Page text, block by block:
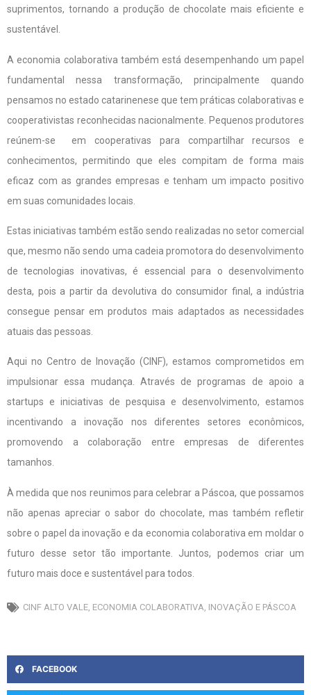
suprimentos, tornando a produção de chocolate mais eficiente e
sustentável.
A economia colaborativa também está desempenhando um papel
fundamental nessa transformação, principalmente quando
pensamos no estado catarinenese que tem práticas colaborativas e
cooperativistas reconhecidas nacionalmente. Pequenos produtores
reúnem-se em cooperativas para compartilhar recursos e
conhecimentos, permitindo que eles compitam de forma mais
eficaz com as grandes empresas e tenham um impacto positivo
em suas comunidades locais.
Estas iniciativas também estão sendo realizadas no setor comercial
que, mesmo não sendo uma cadeia promotora do desenvolvimento
de tecnologias inovativas, é essencial para o desenvolvimento
desta, pois a partir da devolutiva do consumidor final, a indústria
consegue pensar em produtos mais adaptados as necessidades
atuais das pessoas.
Aqui no Centro de Inovação (CINF), estamos comprometidos em
impulsionar essa mudança. Através de programas de apoio a
startups e iniciativas de pesquisa e desenvolvimento, estamos
incentivando a inovação nos diferentes setores econômicos,
promovendo a colaboração entre empresas de diferentes
tamanhos.
À medida que nos reunimos para celebrar a Páscoa, que possamos
não apenas apreciar o sabor do chocolate, mas também refletir
sobre o papel da inovação e da economia colaborativa em moldar o
futuro desse setor tão importante. Juntos, podemos criar um
futuro mais doce e sustentável para todos.
CINF ALTO VALE, ECONOMIA COLABORATIVA, INOVAÇÃO E PÁSCOA
FACEBOOK